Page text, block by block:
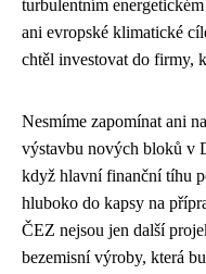
turbulentním
ani evropské klimatické
chtěl investovat do firmy,
Nesmíme zapomínat ani
výstavbu nových bloků v
když hlavní finanční tíhu
hluboko do kapsy na
ČEZ nejsou jen další
bezemisní výroby, která